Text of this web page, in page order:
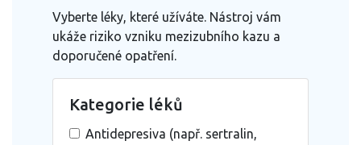
Vyberte léky, které užíváte. Nástroj vám
ukáže riziko vzniku mezizubního kazu a
doporučené opatření.
Kategorie léků
Antidepresiva (např. sertralin,